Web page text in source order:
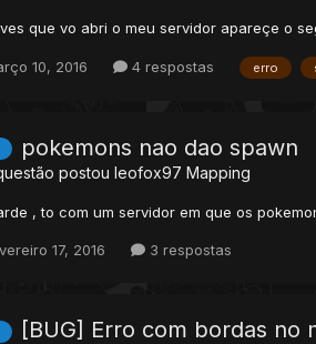
que vo abri o meu servidor apareçe o
10, 2016 4 respostas erro
pokemons nao dao spawn
postou leofox97 Mapping
, to com um servidor em que os
17, 2016 3 respostas
[BUG] Erro com bordas no